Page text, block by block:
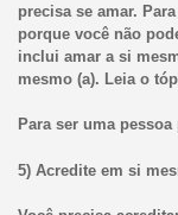
precisa se amar.
porque você não
inclui amar a si
mesmo (a). Leia o
Para ser uma
5) Acredite em si